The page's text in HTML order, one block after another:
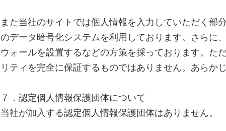
また当社のサイトでは個人情報を入力していただく部
のデータ暗号化システムを利用しております。さらに
ウォールを設置するなどの方策を採っております。た
リティを完全に保証するものではありません。あらか
７．認定個人情報保護団体について
当社が加入する認定個人情報保護団体はありません。